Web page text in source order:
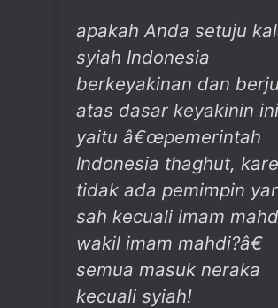
apakah Anda setuju
syiah Indonesia
berkeyakinan dan
atas dasar keyakinin
yaitu â€œpemerintah
Indonesia thaghut,
tidak ada pemimpin
sah kecuali imam
wakil imam mahdi?â€
semua masuk neraka
kecuali syiah!